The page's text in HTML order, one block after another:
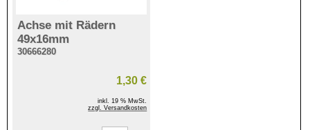
Achse mit Rädern
49x16mm
30666280
1,30 €
inkl. 19 % MwSt.
zzgl. Versandkosten